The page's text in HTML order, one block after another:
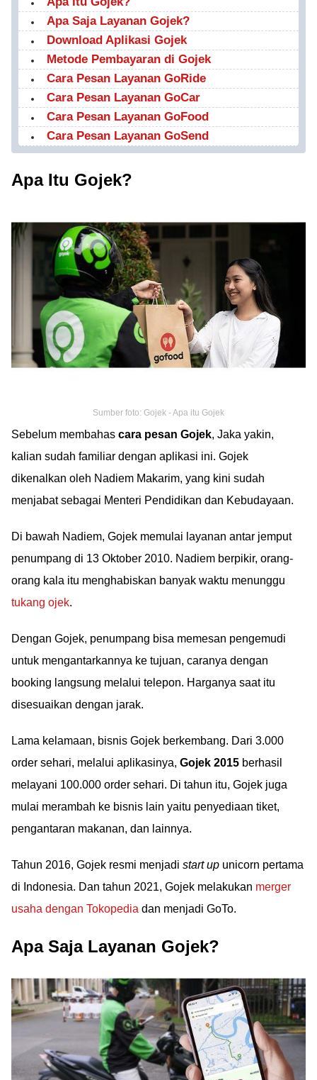
Apa Saja Layanan Gojek?
Download Aplikasi Gojek
Metode Pembayaran di Gojek
Cara Pesan Layanan GoRide
Cara Pesan Layanan GoCar
Cara Pesan Layanan GoFood
Cara Pesan Layanan GoSend
Apa Itu Gojek?
Sumber foto: Gojek - Apa itu Gojek
Sebelum membahas cara pesan Gojek, Jaka yakin,
kalian sudah familiar dengan aplikasi ini. Gojek
dikenalkan oleh Nadiem Makarim, yang kini sudah
menjabat sebagai Menteri Pendidikan dan Kebudayaan.
Di bawah Nadiem, Gojek memulai layanan antar jemput
penumpang di 13 Oktober 2010. Nadiem berpikir, orang-
orang kala itu menghabiskan banyak waktu menunggu
tukang ojek.
Dengan Gojek, penumpang bisa memesan pengemudi
untuk mengantarkannya ke tujuan, caranya dengan
booking langsung melalui telepon. Harganya saat itu
disesuaikan dengan jarak.
Lama kelamaan, bisnis Gojek berkembang. Dari 3.000
order sehari, melalui aplikasinya, Gojek 2015 berhasil
melayani 100.000 order sehari. Di tahun itu, Gojek juga
mulai merambah ke bisnis lain yaitu penyediaan tiket,
pengantaran makanan, dan lainnya.
Tahun 2016, Gojek resmi menjadi start up unicorn pertama
di Indonesia. Dan tahun 2021, Gojek melakukan merger
usaha dengan Tokopedia dan menjadi GoTo.
Apa Saja Layanan Gojek?